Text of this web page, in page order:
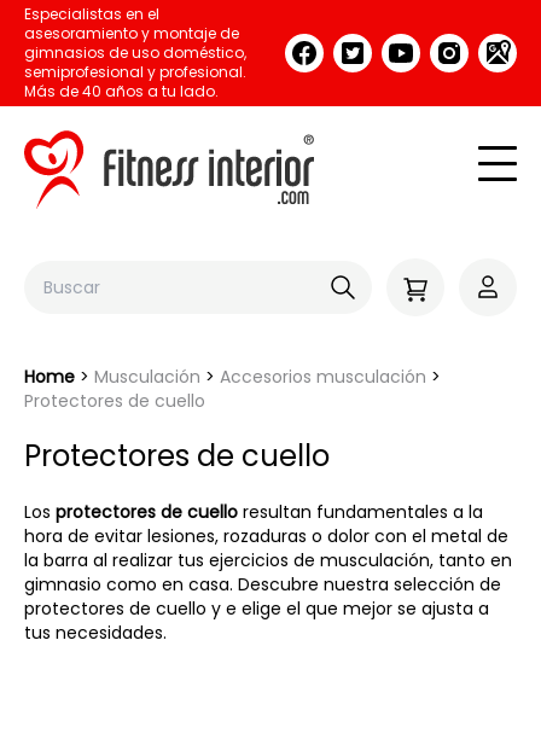
Especialistas en el
asesoramiento y montaje de
gimnasios de uso doméstico,
semiprofesional y profesional.
Más de 40 años a tu lado.
Home Musculación
Accesorios musculación
Protectores de cuello
Protectores de cuello
Los protectores de cuello resultan fundamentales a la
hora de evitar lesiones, rozaduras o dolor con el metal de
la barra al realizar tus ejercicios de musculación, tanto en
gimnasio como en casa. Descubre nuestra selección de
protectores de cuello y e elige el que mejor se ajusta a
tus necesidades.